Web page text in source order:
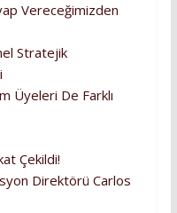
Vereceğimizden
Stratejik
Üyeleri De Farklı
Çekildi!
Direktörü Carlos